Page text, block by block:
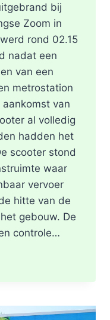
bij
Zoom in
rond 02.15
nadat een
van een
metrostation
van
al volledig
hadden het
scooter stond
waar
vervoer
hitte van de
gebouw. De
controle…